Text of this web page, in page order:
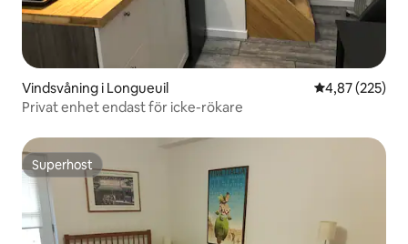
Vindsvåning i Longueuil 4,87 av 5 i
4,87 (225)
Privat enhet endast för icke-rökare
Superhost
Superhost